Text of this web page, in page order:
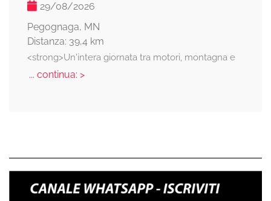
29/08/2026
Pegognaga, MN
Distanza: 39,4 km
<strong>Un'intera giornata tra motori, montagna e
... continua: >